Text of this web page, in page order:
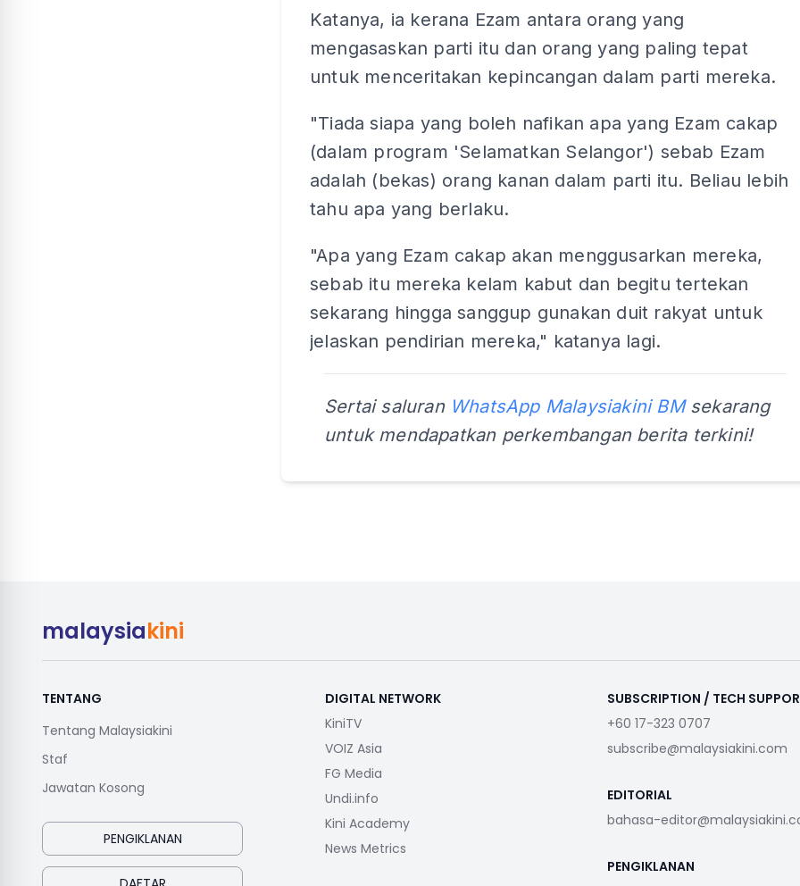
Katanya, ia kerana Ezam antara orang yang
mengasaskan parti itu dan orang yang paling tepat
untuk menceritakan kepincangan dalam parti mereka.
"Tiada siapa yang boleh nafikan apa yang Ezam cakap
(dalam program 'Selamatkan Selangor') sebab Ezam
adalah (bekas) orang kanan dalam parti itu. Beliau lebih
tahu apa yang berlaku.
"Apa yang Ezam cakap akan menggusarkan mereka,
sebab itu mereka kelam kabut dan begitu tertekan
sekarang hingga sanggup gunakan duit rakyat untuk
jelaskan pendirian mereka," katanya lagi.
Sertai saluran WhatsApp Malaysiakini BMsekarang
untuk mendapatkan perkembangan berita terkini!
malaysiakini
TENTANG
Tentang Malaysiakini
Staf
Jawatan Kosong
PENGIKLANAN
DIGITAL NETWORK
KiniTV
VOIZ Asia
FG Media
Undi.info
Kini Academy
News Metrics
SUBSCRIPTION / TECH
+60 17-323 0707
subscribe@malaysiakini.com
EDITORIAL
bahasa-
PENGIKLANAN